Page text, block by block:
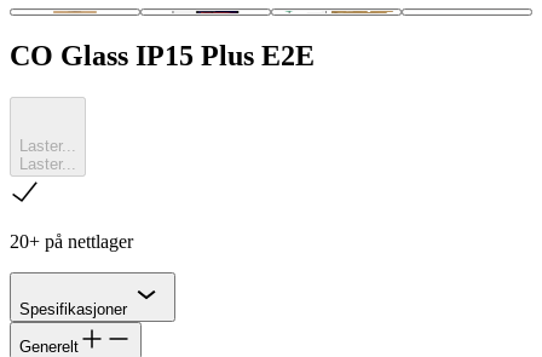
CO Glass IP15 Plus E2E
Laster...
Laster...
20+ på nettlager
Spesifikasjoner
Generelt